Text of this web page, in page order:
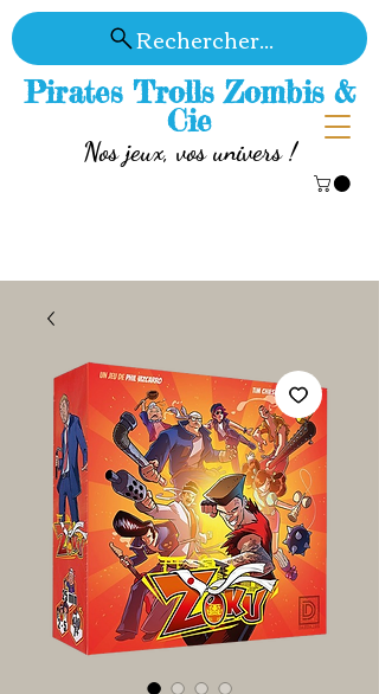
Pirates Trolls Zombis &
Cie
Nos jeux, vos univers !
Rechercher...